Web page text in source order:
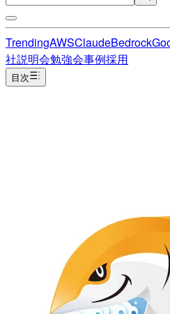
TrendingAWSClaudeBedrock
社説明会勉強会事例採用
目次